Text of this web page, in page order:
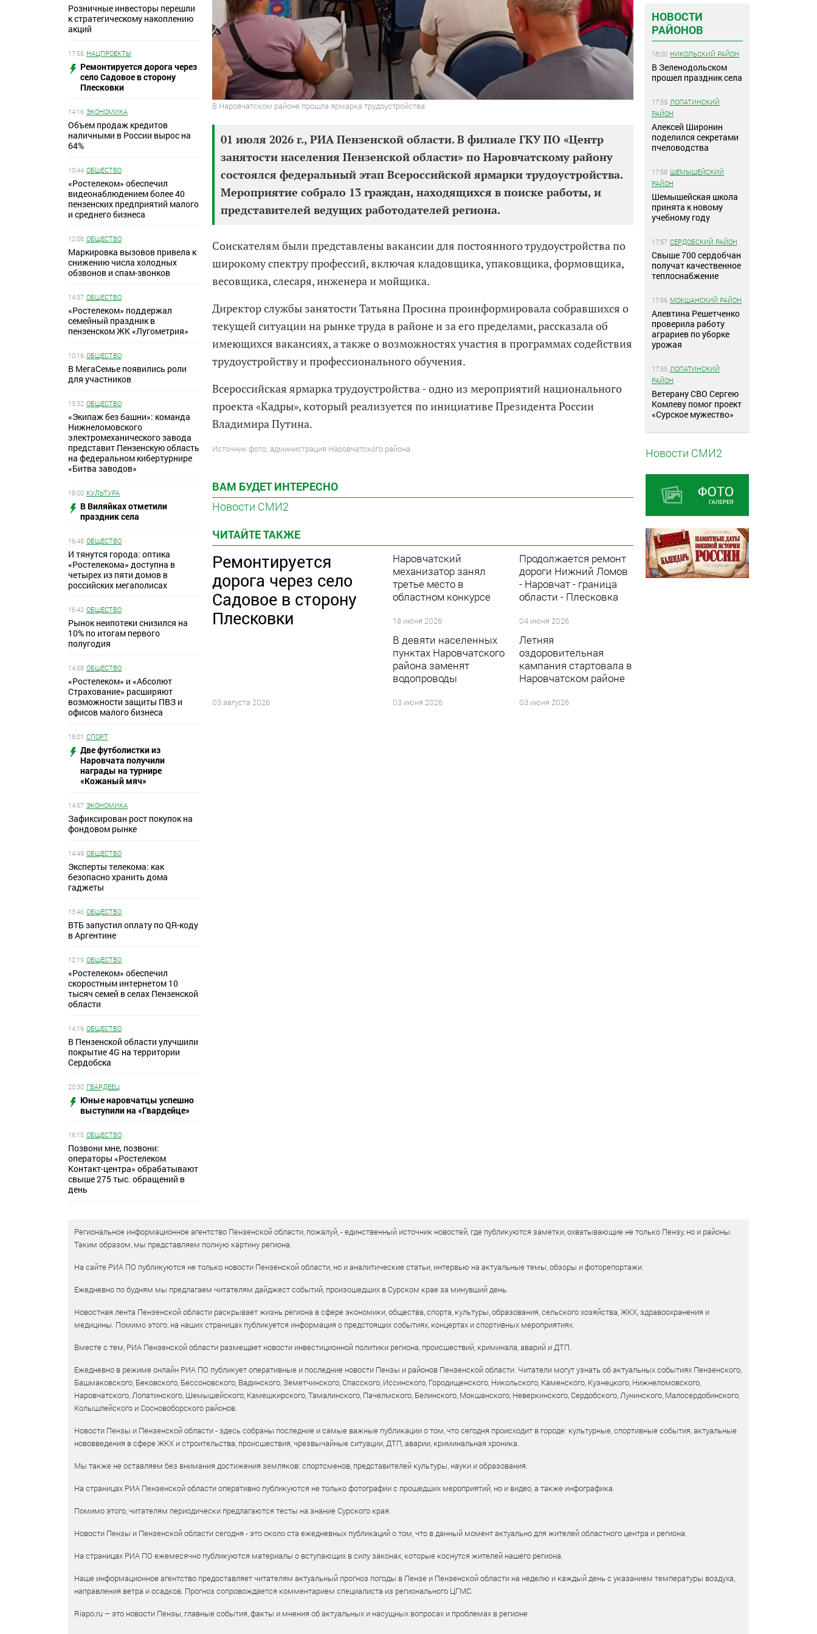
Розничные инвесторы перешли
к стратегическому накоплению
акций
17:56 НАЦПРОЕКТЫ
Ремонтируется дорога через
село Садовое в сторону
Плесковки
14:16 ЭКОНОМИКА
Объем продаж кредитов
наличными в России вырос на
64%
10:44 ОБЩЕСТВО
«Ростелеком» обеспечил
видеонаблюдением более 40
пензенских предприятий малого
и среднего бизнеса
12:08 ОБЩЕСТВО
Маркировка вызовов привела к
снижению числа холодных
обзвонов и спам-звонков
14:37 ОБЩЕСТВО
«Ростелеком» поддержал
семейный праздник в
пензенском ЖК «Лугометрия»
10:16 ОБЩЕСТВО
В МегаСемье появились роли
для участников
13:32 ОБЩЕСТВО
«Экипаж без башни»: команда
Нижнеломовского
электромеханического завода
представит Пензенскую область
на федеральном кибертурнире
«Битва заводов»
18:00 КУЛЬТУРА
В Виляйках отметили
праздник села
16:48 ОБЩЕСТВО
И тянутся города: оптика
«Ростелекома» доступна в
четырех из пяти домов в
российских мегаполисах
16:42 ОБЩЕСТВО
Рынок неипотеки снизился на
10% по итогам первого
полугодия
14:58 ОБЩЕСТВО
«Ростелеком» и «Абсолют
Страхование» расширяют
возможности защиты ПВЗ и
офисов малого бизнеса
18:01 СПОРТ
Две футболистки из
Наровчата получили
награды на турнире
«Кожаный мяч»
14:57 ЭКОНОМИКА
Зафиксирован рост покупок на
фондовом рынке
14:49 ОБЩЕСТВО
Эксперты телекома: как
безопасно хранить дома
гаджеты
13:46 ОБЩЕСТВО
ВТБ запустил оплату по QR-коду
в Аргентине
12:19 ОБЩЕСТВО
«Ростелеком» обеспечил
скоростным интернетом 10
тысяч семей в селах Пензенской
области
14:16 ОБЩЕСТВО
В Пензенской области улучшили
покрытие 4G на территории
Сердобска
20:30 ГВАРДЕЕЦ
Юные наровчатцы успешно
выступили на «Гвардейце»
16:15 ОБЩЕСТВО
Позвони мне, позвони:
операторы «Ростелеком
Контакт-центра» обрабатывают
свыше 275 тыс. обращений в
день
В Наровчатском районе прошла ярмарка трудоустройства
01 июля 2026 г., РИА Пензенской области. В филиале ГКУ ПО «Центр
занятости населения Пензенской области» по Наровчатскому району
состоялся федеральный этап Всероссийской ярмарки трудоустройства.
Мероприятие собрало 13 граждан, находящихся в поиске работы, и
представителей ведущих работодателей региона.
Соискателям были представлены вакансии для постоянного трудоустройства по
широкому спектру профессий, включая кладовщика, упаковщика, формовщика,
весовщика, слесаря, инженера и мойщика.
Директор службы занятости Татьяна Просина проинформировала собравшихся о
текущей ситуации на рынке труда в районе и за его пределами, рассказала об
имеющихся вакансиях, а также о возможностях участия в программах содействия
трудоустройству и профессионального обучения.
Всероссийская ярмарка трудоустройства - одно из мероприятий национального
проекта «Кадры», который реализуется по инициативе Президента России
Владимира Путина.
Источник фото: администрация Наровчатского района
ВАМ БУДЕТ ИНТЕРЕСНО
Новости СМИ2
ЧИТАЙТЕ ТАКЖЕ
Ремонтируется
дорога через село
Садовое в сторону
Плесковки
03 августа 2026
Наровчатский
механизатор занял
третье место в
областном конкурсе
18 июня 2026
Продолжается ремонт
дороги Нижний Ломов
- Наровчат - граница
области - Плесковка
04 июня 2026
В девяти населенных
пунктах Наровчатского
района заменят
водопроводы
03 июня 2026
Летняя
оздоровительная
кампания стартовала в
Наровчатском районе
03 июня 2026
НОВОСТИ
РАЙОНОВ
18:00 НИКОЛЬСКИЙ РАЙОН
В Зеленодольском
прошел праздник села
17:59 ЛОПАТИНСКИЙ
РАЙОН
Алексей Широнин
поделился секретами
пчеловодства
17:58 ШЕМЫШЕЙСКИЙ
РАЙОН
Шемышейская школа
принята к новому
учебному году
17:57 СЕРДОБСКИЙ РАЙОН
Свыше 700 сердобчан
получат качественное
теплоснабжение
17:56 МОКШАНСКИЙ РАЙОН
Алевтина Решетченко
проверила работу
аграриев по уборке
урожая
17:55 ЛОПАТИНСКИЙ
РАЙОН
Ветерану СВО Сергею
Комлеву помог проект
«Сурское мужество»
Новости СМИ2
Региональное информационное агентство Пензенской области, пожалуй, - единственный источник новостей, где публикуются заметки, охватывающие не только Пензу, но и районы.
Таким образом, мы представляем полную картину региона.
На сайте РИА ПО публикуются не только новости Пензенской области, но и аналитические статьи, интервью на актуальные темы, обзоры и фоторепортажи.
Ежедневно по будням мы предлагаем читателям дайджест событий, произошедших в Сурском крае за минувший день.
Новостная лента Пензенской области раскрывает жизнь региона в сфере экономики, общества, спорта, культуры, образования, сельского хозяйства, ЖКХ, здравоохранения и
медицины. Помимо этого, на наших страницах публикуется информация о предстоящих событиях, концертах и спортивных мероприятиях.
Вместе с тем, РИА Пензенской области размещает новости инвестиционной политики региона, происшествий, криминала, аварий и ДТП.
Ежедневно в режиме онлайн РИА ПО публикует оперативные и последние новости Пензы и районов Пензенской области. Читатели могут узнать об актуальных событиях Пензенского,
Башмаковского, Бековского, Бессоновского, Вадинского, Земетчинского, Спасского, Иссинского, Городищенского, Никольского, Каменского, Кузнецкого, Нижнеломовского,
Наровчатского, Лопатинского, Шемышейского, Камешкирского, Тамалинского, Пачелмского, Белинского, Мокшанского, Неверкинского, Сердобского, Лунинского, Малосердобинского,
Колышлейского и Сосновоборского районов.
Новости Пензы и Пензенской области - здесь собраны последние и самые важные публикации о том, что сегодня происходит в городе: культурные, спортивные события, актуальные
нововведения в сфере ЖКХ и строительства, происшествия, чрезвычайные ситуации, ДТП, аварии, криминальная хроника.
Мы также не оставляем без внимания достижения земляков: спортсменов, представителей культуры, науки и образования.
На страницах РИА Пензенской области оперативно публикуются не только фотографии с прошедших мероприятий, но и видео, а также инфографика.
Помимо этого, читателям периодически предлагаются тесты на знание Сурского края.
Новости Пензы и Пензенской области сегодня - это около ста ежедневных публикаций о том, что в данный момент актуально для жителей областного центра и региона.
На страницах РИА ПО ежемесячно публикуются материалы о вступающих в силу законах, которые коснутся жителей нашего региона.
Наше информационное агентство предоставляет читателям актуальный прогноз погоды в Пензе и Пензенской области на неделю и каждый день с указанием температуры воздуха,
направления ветра и осадков. Прогноз сопровождается комментарием специалиста из регионального ЦГМС.
Riapo.ru – это новости Пензы, главные события, факты и мнения об актуальных и насущных вопросах и проблемах в регионе.